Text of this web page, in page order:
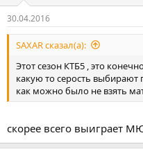
30.04.2016
SAXAR сказал(а):
Этот сезон КТБ5 , это
какую то серость выбирают
как можно было не взять
скорее всего выиграет